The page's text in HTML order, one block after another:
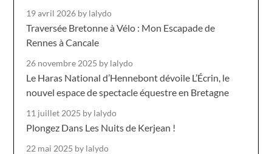
19 avril 2026 by lalydo
Traversée Bretonne à Vélo : Mon Escapade de
Rennes à Cancale
26 novembre 2025 by lalydo
Le Haras National d’Hennebont dévoile L’Écrin, le
nouvel espace de spectacle équestre en Bretagne
11 juillet 2025 by lalydo
Plongez Dans Les Nuits de Kerjean !
22 mai 2025 by lalydo